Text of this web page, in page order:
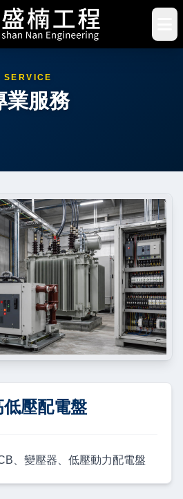
SERVICE
業服務
壓配電盤
、變壓器、低壓動力配電盤